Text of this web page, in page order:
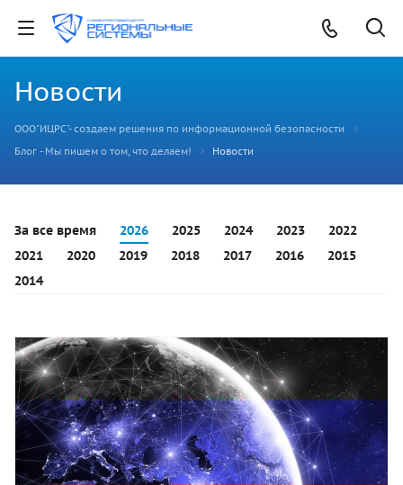
Новости
ООО"ИЦРС"- создаем решения по информационной безопасности
Блог - Мы пишем о том, что делаем!
Новости
За все время 2026 2025 2024 2023
2022
2021
2020 2019 2018 2017 2016
2015
2014